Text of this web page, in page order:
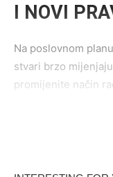
I NOVI
Na poslovnom
stvari brzo
promijenite način
Ovo nije negativna